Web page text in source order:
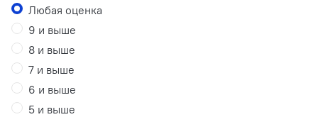
Любая оценка
9 и выше
8 и выше
7 и выше
6 и выше
5 и выше